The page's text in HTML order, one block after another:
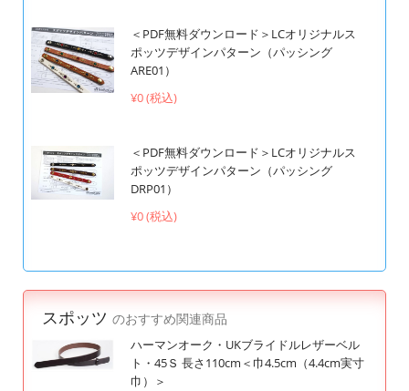
＜PDF無料ダウンロード＞LCオリジナルス
ポッツデザインパターン（パッシング
ARE01）
¥0 (税込)
＜PDF無料ダウンロード＞LCオリジナルス
ポッツデザインパターン（パッシング
DRP01）
¥0 (税込)
スポッツ のおすすめ関連商品
ハーマンオーク・UKブライドルレザーベル
ト・45Ｓ 長さ110cm＜巾4.5cm（4.4cm実寸
巾）＞